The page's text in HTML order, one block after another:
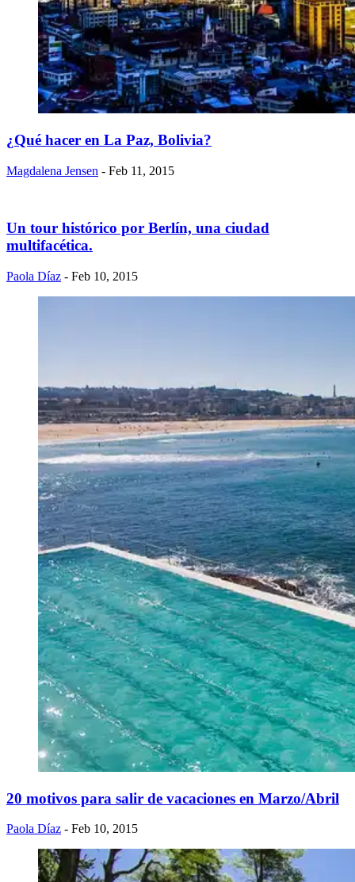
​¿Qué hacer en La Paz, Bolivia?
Magdalena Jensen - Feb 11, 2015
Un tour histórico por Berlín, una ciudad
multifacética.
Paola Díaz - Feb 10, 2015
20 motivos para salir de vacaciones en Marzo/Abril
Paola Díaz - Feb 10, 2015